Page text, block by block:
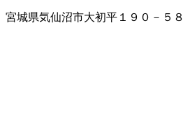
宮城県気仙沼市大初平１９０－５８